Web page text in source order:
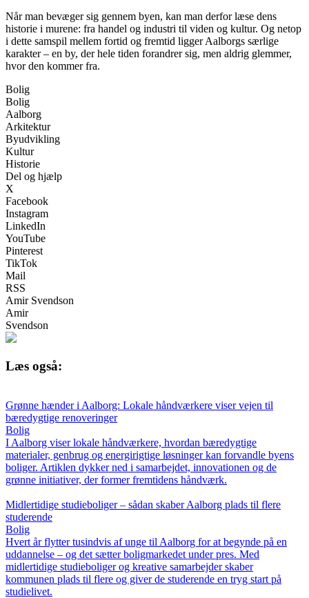
Når man bevæger sig gennem byen, kan man derfor læse dens
historie i murene: fra handel og industri til viden og kultur. Og netop
i dette samspil mellem fortid og fremtid ligger Aalborgs særlige
karakter – en by, der hele tiden forandrer sig, men aldrig glemmer,
hvor den kommer fra.
Bolig
Bolig
Aalborg
Arkitektur
Byudvikling
Kultur
Historie
Del og hjælp
X
Facebook
Instagram
LinkedIn
YouTube
Pinterest
TikTok
Mail
RSS
Amir Svendson
Amir
Svendson
Læs også:
Grønne hænder i Aalborg: Lokale håndværkere viser vejen til
bæredygtige renoveringer
Bolig
I Aalborg viser lokale håndværkere, hvordan bæredygtige
materialer, genbrug og energirigtige løsninger kan forvandle byens
boliger. Artiklen dykker ned i samarbejdet, innovationen og de
grønne initiativer, der former fremtidens håndværk.
Midlertidige studieboliger – sådan skaber Aalborg plads til flere
studerende
Bolig
Hvert år flytter tusindvis af unge til Aalborg for at begynde på en
uddannelse – og det sætter boligmarkedet under pres. Med
midlertidige studieboliger og kreative samarbejder skaber
kommunen plads til flere og giver de studerende en tryg start på
studielivet.